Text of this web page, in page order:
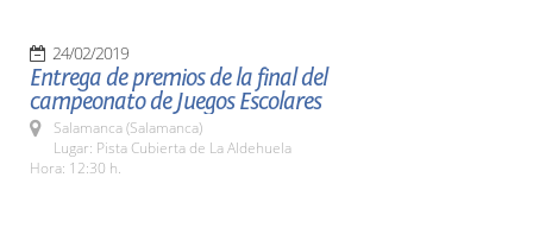
24/02/2019
Entrega de premios de la final del
campeonato de Juegos Escolares
Salamanca (Salamanca)
Lugar: Pista Cubierta de La Aldehuela
Hora: 12:30 h.